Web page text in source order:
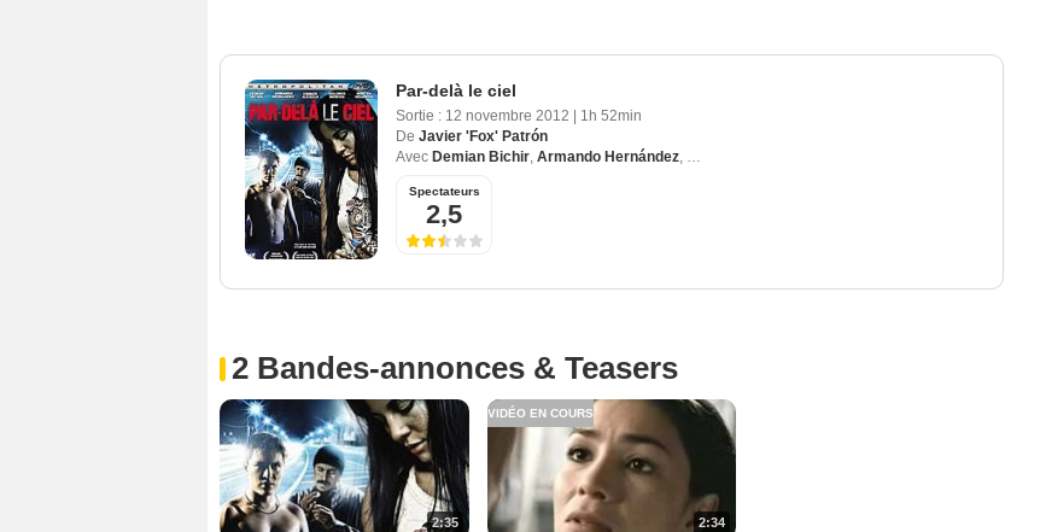
Par-delà le ciel
Sortie : 12 novembre 2012
1h 52min
De Javier 'Fox' Patrón
Avec Demian Bichir, Armando Hernández, Damián Alcázar
Spectateurs
2,5
2 Bandes-annonces & Teasers
2:35 2:34
VIDÉO EN COURS